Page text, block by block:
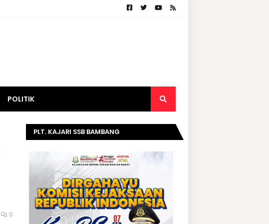
POLITIK
0
PLT. KAJARI SSB BAMBANG
SELAMAT DIRGAHAYU KOMISI
KEJAKSAAN RI KE- 20 TAHUN.